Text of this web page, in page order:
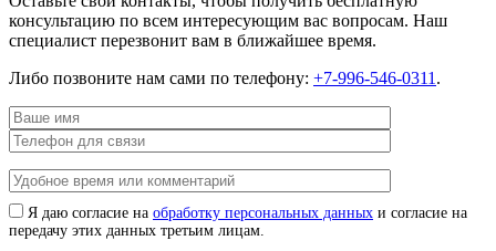
консультацию по всем интересующим вас вопросам. Наш
специалист перезвонит вам в ближайшее время.
Либо позвоните нам сами по телефону: +7-996-546-0311 .
Я даю согласие на обработку персональных данных и согласие на
передачу этих данных третьим лицам.